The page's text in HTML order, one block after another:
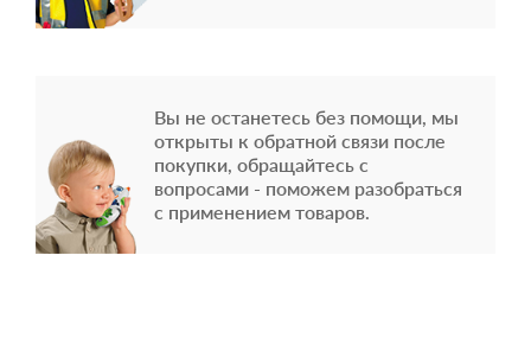
Вы не останетесь без помощи, мы
открыты к обратной связи после
покупки, обращайтесь с
вопросами - поможем разобраться
с применением товаров.